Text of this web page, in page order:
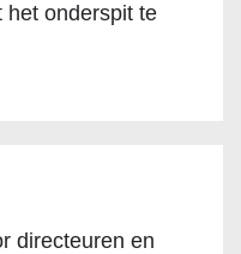
het onderspit te
directeuren en